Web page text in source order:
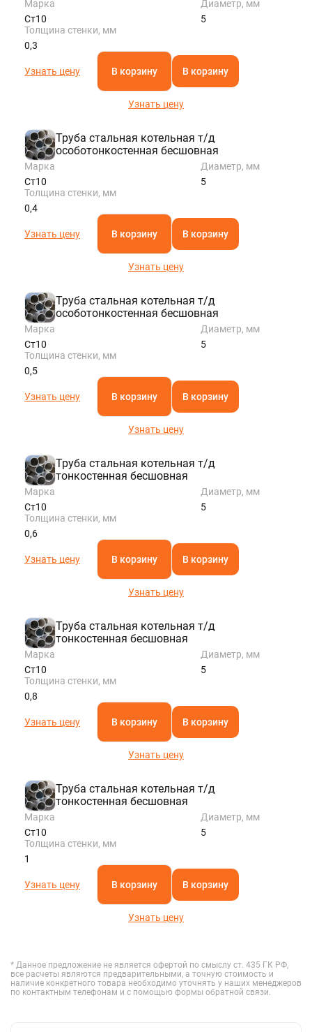
Марка
Ст10
Диаметр, мм
5
Толщина стенки, мм
0,3
Узнать цену В корзину В корзину
Узнать цену
Труба стальная котельная т/д
особотонкостенная бесшовная
Марка
Ст10
Диаметр, мм
5
Толщина стенки, мм
0,4
Узнать цену В корзину В корзину
Узнать цену
Труба стальная котельная т/д
особотонкостенная бесшовная
Марка
Ст10
Диаметр, мм
5
Толщина стенки, мм
0,5
Узнать цену В корзину В корзину
Узнать цену
Труба стальная котельная т/д
тонкостенная бесшовная
Марка
Ст10
Диаметр, мм
5
Толщина стенки, мм
0,6
Узнать цену В корзину В корзину
Узнать цену
Труба стальная котельная т/д
тонкостенная бесшовная
Марка
Ст10
Диаметр, мм
5
Толщина стенки, мм
0,8
Узнать цену В корзину В корзину
Узнать цену
Труба стальная котельная т/д
тонкостенная бесшовная
Марка
Ст10
Диаметр, мм
5
Толщина стенки, мм
1
Узнать цену В корзину В корзину
Узнать цену
* Данное предложение не является офертой по смыслу ст. 435 ГК РФ,
все расчеты являются предварительными, а точную стоимость и
наличие конкретного товара необходимо уточнять у наших менеджеров
по контактным телефонам и с помощью формы обратной связи.